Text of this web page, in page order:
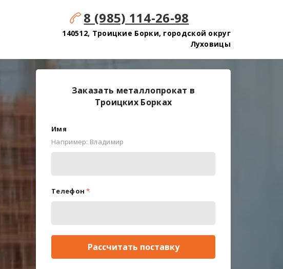
8 (985) 114-26-98
140512, Троицкие Борки, городской округ
Луховицы
Заказать металлопрокат в
Троицких Борках
Имя
Например: Владимир
Телефон *
Рассчитать поставку